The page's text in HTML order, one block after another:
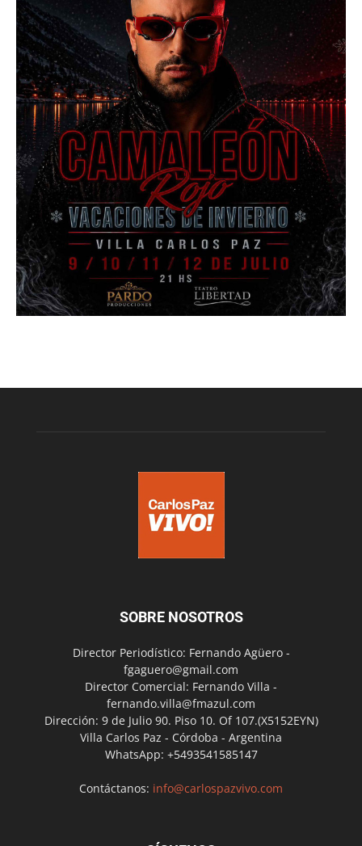
SOBRE NOSOTROS
Director Periodístico: Fernando Agüero -
fgaguero@gmail.com
Director Comercial: Fernando Villa -
fernando.villa@fmazul.com
Dirección: 9 de Julio 90. Piso 10. Of 107.(X5152EYN)
Villa Carlos Paz - Córdoba - Argentina
WhatsApp: +5493541585147
Contáctanos: info@carlospazvivo.com